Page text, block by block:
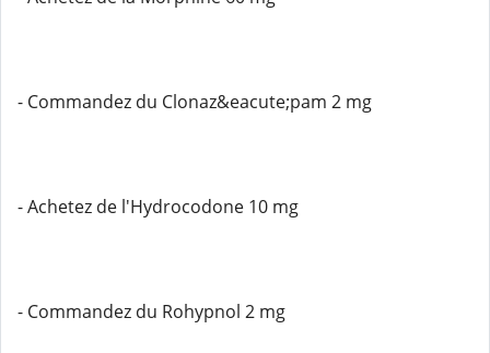
- Commandez du Clonaz&eacute;pam 2 mg
- Achetez de l'Hydrocodone 10 mg
- Commandez du Rohypnol 2 mg